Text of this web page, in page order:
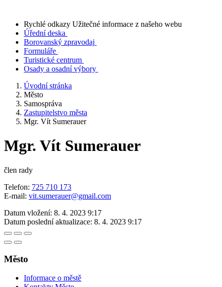
Rychlé odkazy Užitečné informace z našeho webu
Úřední deska
Borovanský zpravodaj
Formuláře
Turistické centrum
Osady a osadní výbory
Úvodní stránka
Město
Samospráva
Zastupitelstvo města
Mgr. Vít Sumerauer
Mgr. Vít Sumerauer
člen rady
Telefon: 725 710 173
E-mail: vit.sumerauer@gmail.com
Datum vložení: 8. 4. 2023 9:17
Datum poslední aktualizace: 8. 4. 2023 9:17
Město
Informace o městě